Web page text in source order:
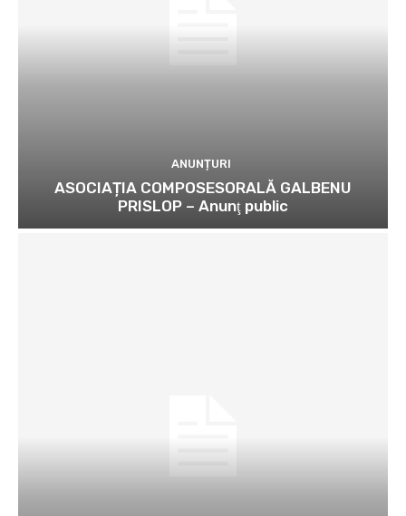
ANUNȚURI
ASOCIAȚIA COMPOSESORALĂ GALBENU
PRISLOP – Anunţ public